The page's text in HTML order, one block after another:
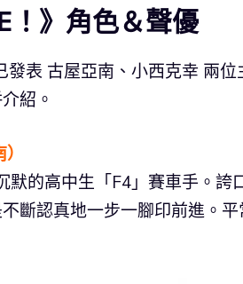
！》角色＆聲優
發表 古屋亞南、小西克幸 兩
紹。
默的高中生「F4」賽車手。誇
斷認真地一步一腳印前進。